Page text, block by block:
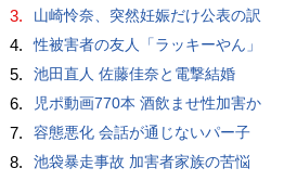
3. 山崎怜奈、突然妊娠だけ公表の訳
4. 性被害者の友人「ラッキーやん」
5. 池田直人 佐藤佳奈と電撃結婚
6. 児ポ動画770本 酒飲ませ性加害か
7. 容態悪化 会話が通じないパー子
8. 池袋暴走事故 加害者家族の苦悩